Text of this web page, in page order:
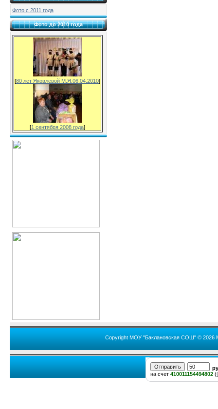
Фото с 2011 года
Фото до 2010 года
[80 лет Яковлевой М.Я.06.04.2010]
[1 сентября 2008 года]
Copyright МОУ "Баклановская СОШ" © 2026
на счет 410011154494802 (